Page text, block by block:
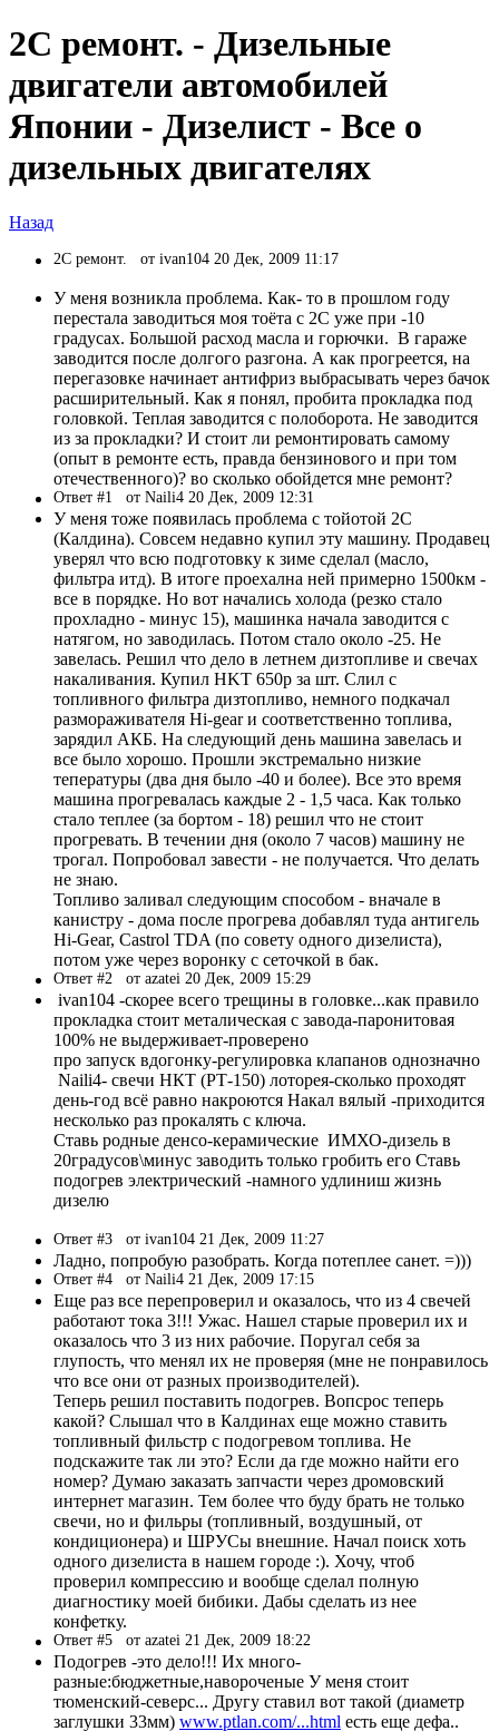
2C ремонт. - Дизельные
двигатели автомобилей
Японии - Дизелист - Все о
дизельных двигателях
Назад
2C ремонт. от ivan104 20 Дек, 2009 11:17
У меня возникла проблема. Как- то в прошлом году
перестала заводиться моя тоёта с 2С уже при -10
градусах. Большой расход масла и горючки. В гараже
заводится после долгого разгона. А как прогреется, на
перегазовке начинает антифриз выбрасывать через бачок
расширительный. Как я понял, пробита прокладка под
головкой. Теплая заводится с полоборота. Не заводится
из за прокладки? И стоит ли ремонтировать самому
(опыт в ремонте есть, правда бензинового и при том
отечественного)? во сколько обойдется мне ремонт?
Ответ #1 от Naili4 20 Дек, 2009 12:31
У меня тоже появилась проблема с тойотой 2С
(Калдина). Совсем недавно купил эту машину. Продавец
уверял что всю подготовку к зиме сделал (масло,
фильтра итд). В итоге проехална ней примерно 1500км -
все в порядке. Но вот начались холода (резко стало
прохладно - минус 15), машинка начала заводится с
натягом, но заводилась. Потом стало около -25. Не
завелась. Решил что дело в летнем дизтопливе и свечах
накаливания. Купил HKT 650р за шт. Слил с
топливного фильтра дизтопливо, немного подкачал
размораживателя Hi-gear и соответственно топлива,
зарядил АКБ. На следующий день машина завелась и
все было хорошо. Прошли экстремально низкие
тепературы (два дня было -40 и более). Все это время
машина прогревалась каждые 2 - 1,5 часа. Как только
стало теплее (за бортом - 18) решил что не стоит
прогревать. В течении дня (около 7 часов) машину не
трогал. Попробовал завести - не получается. Что делать
не знаю.
Топливо заливал следующим способом - вначале в
канистру - дома после прогрева добавлял туда антигель
Hi-Gear, Castrol TDA (по совету одного дизелиста),
потом уже через воронку с сеточкой в бак.
Ответ #2 от azatei 20 Дек, 2009 15:29
ivan104 -скорее всего трещины в головке...как правило
прокладка стоит металическая с завода-паронитовая
100% не выдерживает-проверено
про запуск вдогонку-регулировка клапанов однозначно
Naili4- свечи НКТ (РТ-150) лоторея-сколько проходят
день-год всё равно накроются Накал вялый -приходится
несколько раз прокалять с ключа.
Ставь родные денсо-керамические ИМХО-дизель в
20градусов\минус заводить только гробить его Ставь
подогрев электрический -намного удлиниш жизнь
дизелю
Ответ #3 от ivan104 21 Дек, 2009 11:27
Ладно, попробую разобрать. Когда потеплее санет. =)))
Ответ #4 от Naili4 21 Дек, 2009 17:15
Еще раз все перепроверил и оказалось, что из 4 свечей
работают тока 3!!! Ужас. Нашел старые проверил их и
оказалось что 3 из них рабочие. Поругал себя за
глупость, что менял их не проверяя (мне не понравилось
что все они от разных производителей).
Теперь решил поставить подогрев. Вопсрос теперь
какой? Слышал что в Калдинах еще можно ставить
топливный фильстр с подогревом топлива. Не
подскажите так ли это? Если да где можно найти его
номер? Думаю заказать запчасти через дромовский
интернет магазин. Тем более что буду брать не только
свечи, но и фильры (топливный, воздушный, от
кондиционера) и ШРУСы внешние. Начал поиск хоть
одного дизелиста в нашем городе :). Хочу, чтоб
проверил компрессию и вообще сделал полную
диагностику моей бибики. Дабы сделать из нее
конфетку.
Ответ #5 от azatei 21 Дек, 2009 18:22
Подогрев -это дело!!! Их много-
разные:бюджетные,навороченые У меня стоит
тюменский-северс... Другу ставил вот такой (диаметр
заглушки 33мм) www.ptlan.com/...html есть еще дефа..